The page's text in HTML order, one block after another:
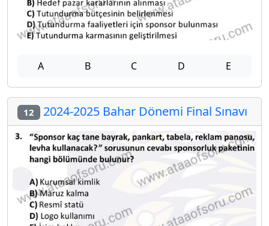
A B C D E
12 2024-2025 Bahar Dönemi Final Sınavı